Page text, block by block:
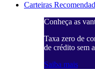
Carteiras
Conheça as
Taxa zero de
de crédito sem
Saiba mais